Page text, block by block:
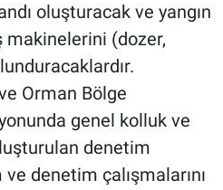
oluşturacak ve yangın
makinelerini (dozer,
Orman Bölge
genel kolluk ve
denetim
denetim çalışmalarını